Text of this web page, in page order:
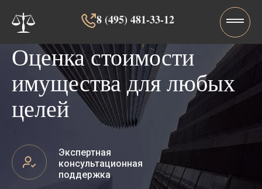
8 (495) 481-33-12‬‬
Оценка стоимости
имущества для любых
целей
Экспертная
консультационная
поддержка